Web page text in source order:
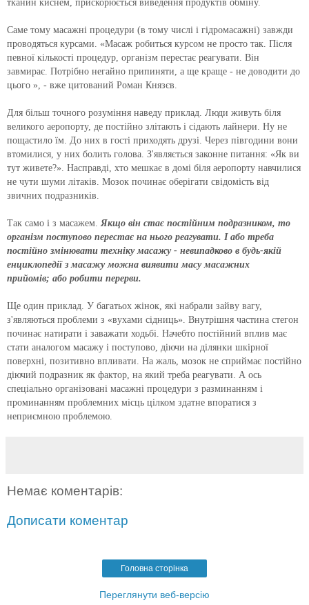
тканин киснем, прискорюється виведення продуктів обміну.
Саме тому масажні процедури (в тому числі і гідромасажні) завжди
проводяться курсами. «Масаж робиться курсом не просто так. Після
певної кількості процедур, організм перестає реагувати. Він
завмирає. Потрібно негайно припиняти, а ще краще - не доводити до
цього », - вже цитований Роман Князєв.
Для більш точного розуміння наведу приклад. Люди живуть біля
великого аеропорту, де постійно злітають і сідають лайнери. Ну не
пощастило їм. До них в гості приходять друзі. Через півгодини вони
втомилися, у них болить голова. З'являється законне питання: «Як ви
тут живете?». Насправді, хто мешкає в домі біля аеропорту навчилися
не чути шуми літаків. Мозок починає оберігати свідомість від
звичних подразників.
Так само і з масажем. Якщо він стає постійним подразником, то
організм поступово перестає на нього реагувати. І або треба
постійно змінювати техніку масажу - невипадково в будь-якій
енциклопедії з масажу можна виявити масу масажних
прийомів; або робити перерви.
Ще один приклад. У багатьох жінок, які набрали зайву вагу,
з'являються проблеми з «вухами сідниць». Внутрішня частина стегон
починає натирати і заважати ходьбі. Начебто постійний вплив має
стати аналогом масажу і поступово, діючи на ділянки шкірної
поверхні, позитивно впливати. На жаль, мозок не сприймає постійно
діючий подразник як фактор, на який треба реагувати. А ось
спеціально організовані масажні процедури з разминанням і
проминанням проблемних місць цілком здатне впоратися з
неприємною проблемою.
Немає коментарів:
Дописати коментар
Головна сторінка
Переглянути веб-версію